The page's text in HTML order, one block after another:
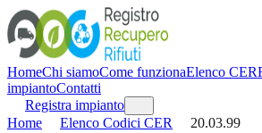
HomeChi siamoCome funzionaElenco CER
impiantoContatti
Registra impianto
Home
Elenco Codici CER
20.03.99